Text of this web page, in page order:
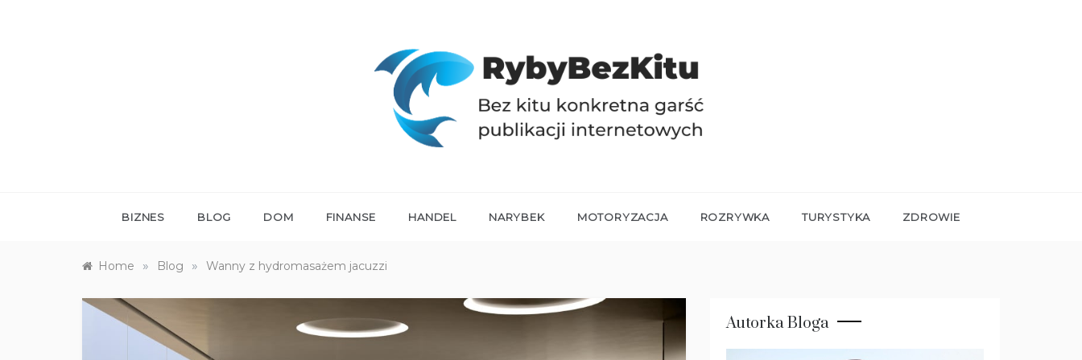
BIZNES BLOG DOM FINANSE HANDEL NARYBEK MOTORYZACJA ROZRYWKA TURYSTYKA ZDROWIE
Home » Blog » Wanny z hydromasażem jacuzzi
Autorka Bloga